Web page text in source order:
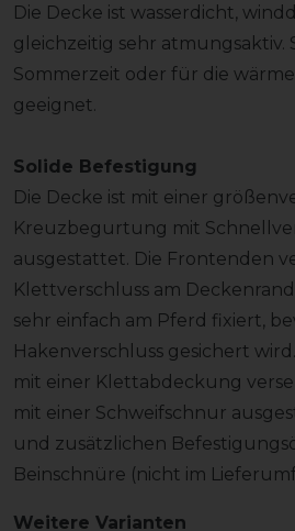
Die Decke ist wasserdicht,
gleichzeitig sehr atmungsaktiv.
Sommerzeit oder für die
geeignet.
Solide Befestigung
Die Decke ist mit einer
Kreuzbegurtung mit
ausgestattet. Die Frontenden
Klettverschluss am
sehr einfach am Pferd fixiert,
Hakenverschluss gesichert
mit einer Klettabdeckung
mit einer Schweifschnur
und zusätzlichen
Beinschnüre (nicht im
Weitere Varianten